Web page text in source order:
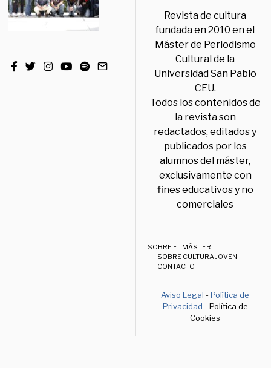
Revista de cultura
fundada en 2010 en el
Máster de Periodismo
Cultural de la
Universidad San Pablo
CEU.
Todos los contenidos de
la revista son
redactados, editados y
publicados por los
alumnos del máster,
exclusivamente con
fines educativos y no
comerciales
SOBRE EL MÁSTER
SOBRE CULTURA JOVEN
CONTACTO
Aviso Legal -Política de
Privacidad - Política de
Cookies